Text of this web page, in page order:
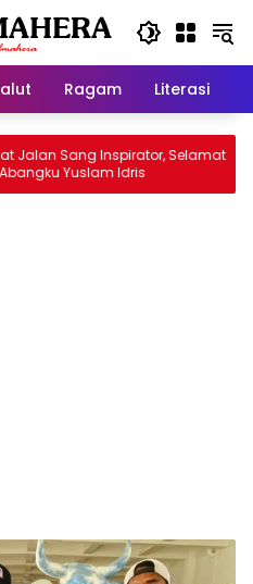
Ragam Literasi
Sang Inspirator, Selamat
Yuslam Idris